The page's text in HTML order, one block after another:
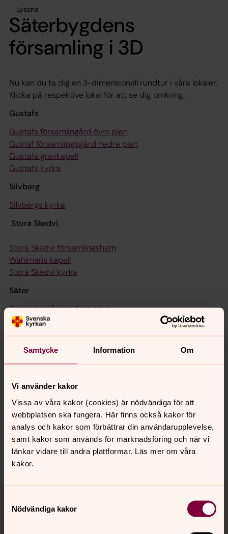
Samtycke Information Om
Vi använder kakor
Vissa av våra kakor (cookies) är nödvändiga för att
webbplatsen ska fungera. Här finns också kakor för
analys och kakor som förbättrar din användarupplevelse,
samt kakor som används för marknadsföring och när vi
länkar vidare till andra plattformar. Läs mer om våra
kakor.
Nödvändiga kakor
Lyssna
Säterbygdens
församling i 3D
Nu kan du ta dig en 3-dimensionell rundtur i våra lokaler.
Klicka på respektive lokal för att se dig omkring.
Gustafs
Gustafs församlingård övre plan
Gustaf församlingsgård nedre plan
Gustafs gravkapell
Gustafs kyrka
Silvberg
Silvbergs kyrka
Stora Skedvi
Stora Skedvi församlingshem
Wahlmans kapell
Stora Skedvi kyrka
Säter
Coriandergården övre plan
Coriandergården nedre plan
Säters gravkapell
Säters kyrka
Synpunkter eller frågor på sidans
innehåll?
saterbygdens.forsamling@svenskakyrkan.se
Dela
Tillbaka till toppen
Tillbaka till innehållet